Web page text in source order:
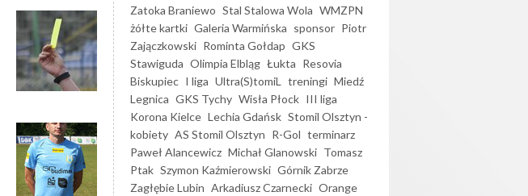
Zatoka Braniewo Stal Stalowa Wola WMZPN
żółte kartki Galeria Warmińska sponsor Piotr
Zajączkowski Rominta Gołdap GKS
Stawiguda Olimpia Elbląg Łukta Resovia
Biskupiec I liga Ultra(S)tomiL treningi Miedź
Legnica GKS Tychy Wisła Płock III liga
Korona Kielce Lechia Gdańsk Stomil Olsztyn -
kobiety AS Stomil Olsztyn R-Gol terminarz
Paweł Alancewicz Michał Glanowski Tomasz
Ptak Szymon Kaźmierowski Górnik Zabrze
Zagłębie Lubin Arkadiusz Czarnecki Orange